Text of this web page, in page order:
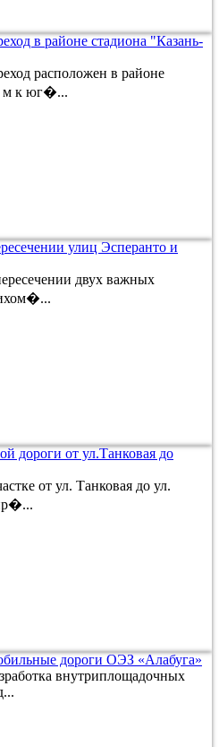
в районе стадиона "Казань-
расположен в районе
м к юг�...
улиц Эсперанто и
двух важных
дороги от ул.Танковая до
от ул. Танковая до ул.
дороги ОЭЗ «Алабуга»
внутриплощадочных